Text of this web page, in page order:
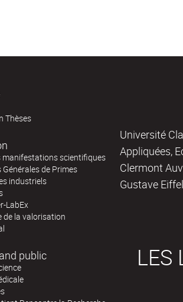
Thèses
manifestations scientifiques
Générales de Primes
industriels
LabEx
de la valorisation
public
Université
Appliquées,
Clermont
Gustave
LES